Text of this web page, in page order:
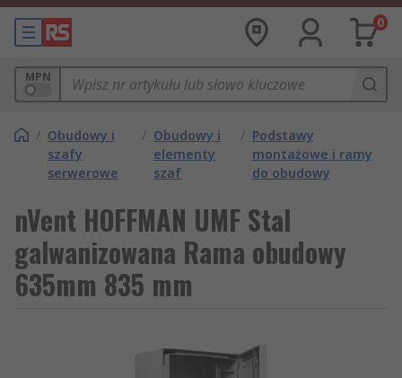
0
MPN
/ Obudowy i
szafy
serwerowe
/ Obudowy i
elementy
szaf
/ Podstawy
montażowe i ramy
do obudowy
nVent HOFFMAN UMF Stal
galwanizowana Rama obudowy
635mm 835 mm